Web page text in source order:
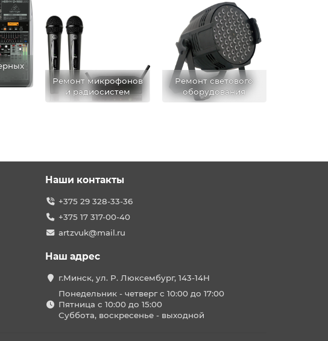
Ремонт микрофонов
и радиосистем
Ремонт светового
оборудования
Наши контакты
+375 29 328-33-36
+375 17 317-00-40
artzvuk@mail.ru
Наш адрес
г.Минск, ул. Р. Люксембург, 143-14Н
Понедельник - четверг с 10:00 до 17:00
Пятница с 10:00 до 15:00
Суббота, воскресенье - выходной